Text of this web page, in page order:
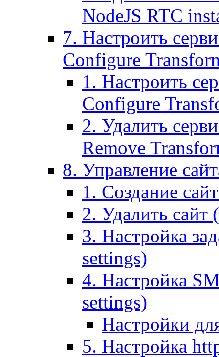
NodeJS RTC
7. Настроить
Configure
1. Настроить
Configure
2. Удалить
Remove
8. Управление
1. Создание
2. Удалить сайт
3. Настройка
settings)
4. Настройка
settings)
Настройки
5. Настройка